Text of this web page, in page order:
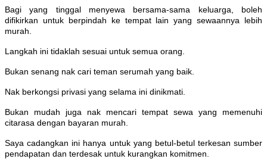
Bagi yang tinggal menyewa bersama-sama keluarga, boleh
difikirkan untuk berpindah ke tempat lain yang sewaannya lebih
murah.
Langkah ini tidaklah sesuai untuk semua orang.
Bukan senang nak cari teman serumah yang baik.
Nak berkongsi privasi yang selama ini dinikmati.
Bukan mudah juga nak mencari tempat sewa yang memenuhi
citarasa dengan bayaran murah.
Saya cadangkan ini hanya untuk yang betul-betul terkesan sumber
pendapatan dan terdesak untuk kurangkan komitmen.